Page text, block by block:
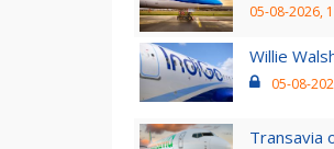
05-08-2026,
Willie
05-08-
Transavia